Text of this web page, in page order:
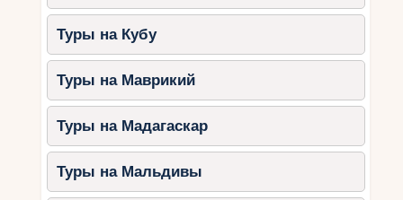
Туры на Кубу
Туры на Маврикий
Туры на Мадагаскар
Туры на Мальдивы